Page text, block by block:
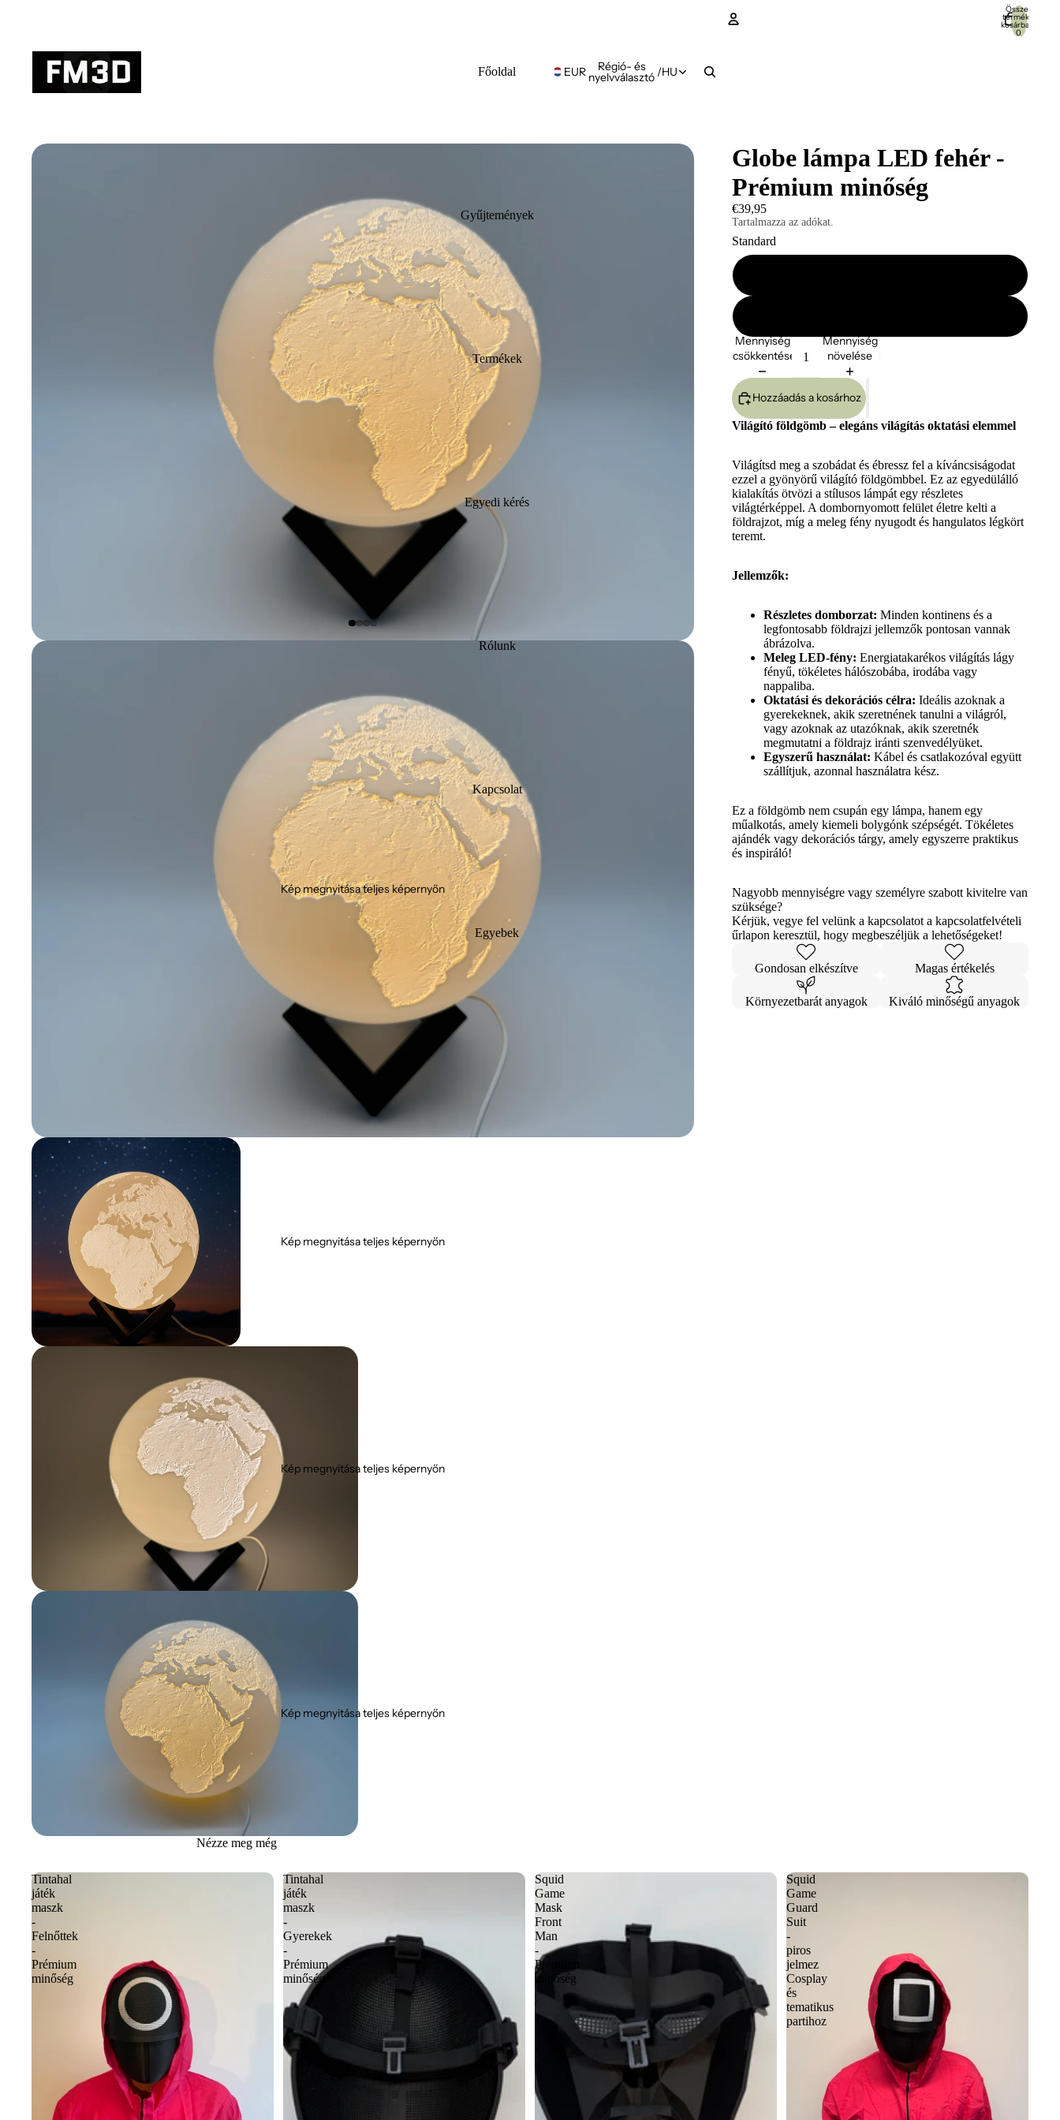
Főoldal
Gyűjtemények
Termékek
Egyedi kérés
Rólunk
Kapcsolat
Egyebek
EUR Régió- és
nyelvválasztó /HU
Összes
termék a
kosárban:
0
Kép megnyitása teljes képernyőn
Kép megnyitása teljes képernyőn
Kép megnyitása teljes képernyőn
Kép megnyitása teljes képernyőn
Globe lámpa LED fehér -
Prémium minőség
€39,95
Tartalmazza az adókat.
Standard
Mennyiség
csökkentése
Mennyiség
növelése
Hozzáadás a kosárhoz
Világító földgömb – elegáns világítás oktatási elemmel
Világítsd meg a szobádat és ébressz fel a kíváncsiságodat
ezzel a gyönyörű világító földgömbbel. Ez az egyedülálló
kialakítás ötvözi a stílusos lámpát egy részletes
világtérképpel. A dombornyomott felület életre kelti a
földrajzot, míg a meleg fény nyugodt és hangulatos légkört
teremt.
Jellemzők:
Részletes domborzat: Minden kontinens és a
legfontosabb földrajzi jellemzők pontosan vannak
ábrázolva.
Meleg LED-fény: Energiatakarékos világítás lágy
fényű, tökéletes hálószobába, irodába vagy
nappaliba.
Oktatási és dekorációs célra: Ideális azoknak a
gyerekeknek, akik szeretnének tanulni a világról,
vagy azoknak az utazóknak, akik szeretnék
megmutatni a földrajz iránti szenvedélyüket.
Egyszerű használat: Kábel és csatlakozóval együtt
szállítjuk, azonnal használatra kész.
Ez a földgömb nem csupán egy lámpa, hanem egy
műalkotás, amely kiemeli bolygónk szépségét. Tökéletes
ajándék vagy dekorációs tárgy, amely egyszerre praktikus
és inspiráló!
Nagyobb mennyiségre vagy személyre szabott kivitelre van
szüksége?
Kérjük, vegye fel velünk a kapcsolatot a kapcsolatfelvételi
űrlapon keresztül, hogy megbeszéljük a lehetőségeket!
Gondosan elkészítve Magas értékelés
Környezetbarát anyagok Kiváló minőségű anyagok
Nézze meg még
Tintahal
játék
maszk
-
Felnőttek
-
Prémium
minőség
Tintahal
játék
maszk
-
Gyerekek
-
Prémium
minőség
Squid
Game
Mask
Front
Man
-
Prémium
minőség
Squid
Game
Guard
Suit
-
piros
jelmez
Cosplay
és
tematikus
partihoz